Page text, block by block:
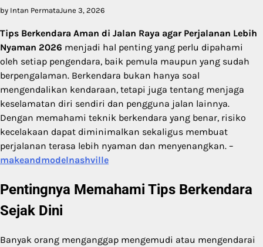
by Intan PermataJune 3, 2026
Tips Berkendara Aman di Jalan Raya agar Perjalanan Lebih
Nyaman 2026 menjadi hal penting yang perlu dipahami
oleh setiap pengendara, baik pemula maupun yang sudah
berpengalaman. Berkendara bukan hanya soal
mengendalikan kendaraan, tetapi juga tentang menjaga
keselamatan diri sendiri dan pengguna jalan lainnya.
Dengan memahami teknik berkendara yang benar, risiko
kecelakaan dapat diminimalkan sekaligus membuat
perjalanan terasa lebih nyaman dan menyenangkan. –
makeandmodelnashville
Pentingnya Memahami Tips Berkendara
Sejak Dini
Banyak orang menganggap mengemudi atau mengendarai